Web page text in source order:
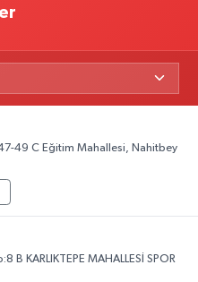
49 C Eğitim Mahallesi, Nahitbey
B KARLIKTEPE MAHALLESİ SPOR